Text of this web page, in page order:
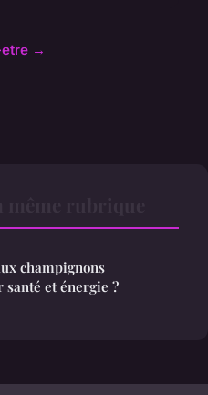
etre →
champignons
santé et énergie ?